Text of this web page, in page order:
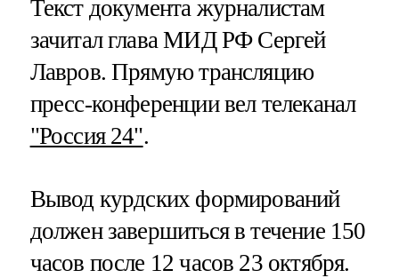
Текст документа журналистам
зачитал глава МИД РФ Сергей
Лавров. Прямую трансляцию
пресс-конференции вел телеканал
"Россия 24".
Вывод курдских формирований
должен завершиться в течение 150
часов после 12 часов 23 октября.